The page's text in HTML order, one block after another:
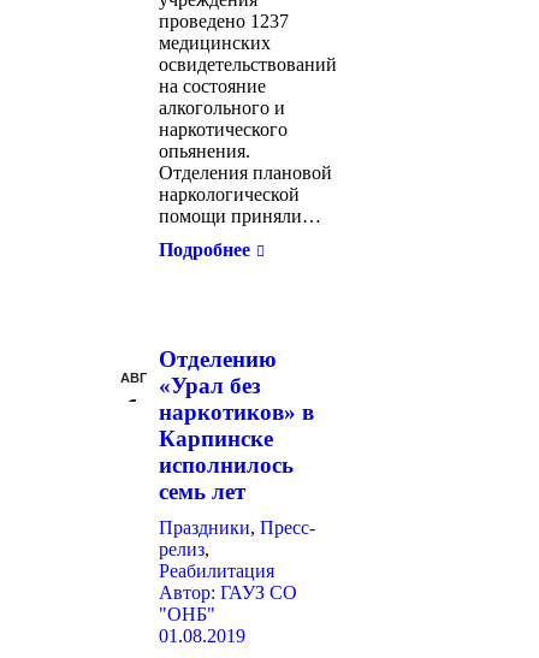
проведено 1237
медицинских
освидетельствований
на состояние
алкогольного и
наркотического
опьянения.
Отделения плановой
наркологической
помощи приняли…
Подробнее
АВГ
1
Отделению
«Урал без
наркотиков» в
Карпинске
исполнилось
семь лет
Праздники, Пресс-
релиз,
Реабилитация
Автор: ГАУЗ СО
"ОНБ"
01.08.2019